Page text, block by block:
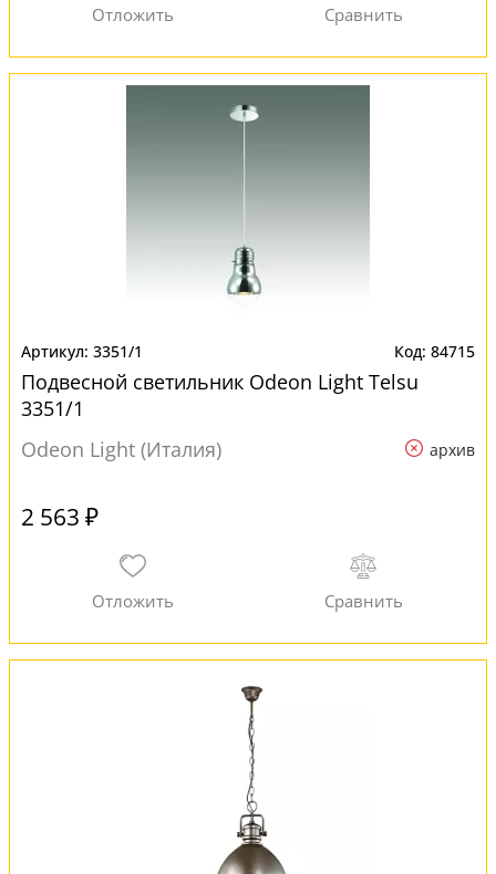
3351/1 84715
Подвесной светильник Odeon Light Telsu
3351/1
Odeon Light (Италия)
архив
2 563 ₽